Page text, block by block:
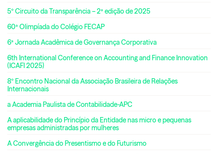
5º Circuito da Transparência – 2ª edição de 2025
60ª Olimpíada do Colégio FECAP
6ª Jornada Acadêmica de Governança Corporativa
6th International Conference on Accounting and Finance Innovation
(ICAFI 2025)
8º Encontro Nacional da Associação Brasileira de Relações
Internacionais
a Academia Paulista de Contabilidade-APC
A aplicabilidade do Princípio da Entidade nas micro e pequenas
empresas administradas por mulheres
A Convergência do Presentismo e do Futurismo